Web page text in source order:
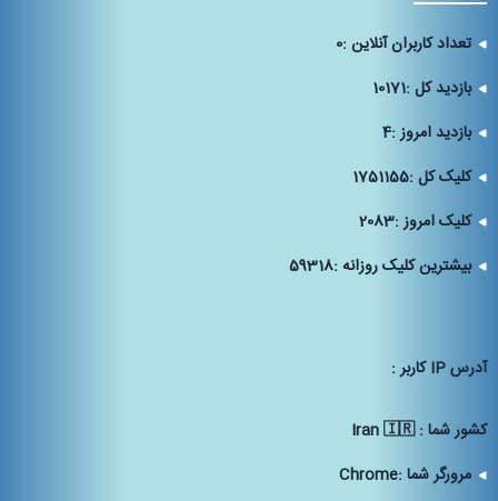
تعداد کاربران آنلاین :0
بازدید کل :10171
بازدید امروز :4
کلیک کل :1751155
کلیک امروز :2083
بیشترین کلیک روزانه :59318
آدرس IP كاربر :
كشور شما :Iran 🇮🇷
مرورگر شما :Chrome